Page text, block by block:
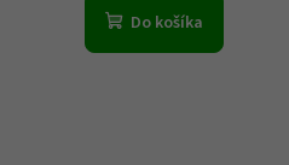
Do košíka